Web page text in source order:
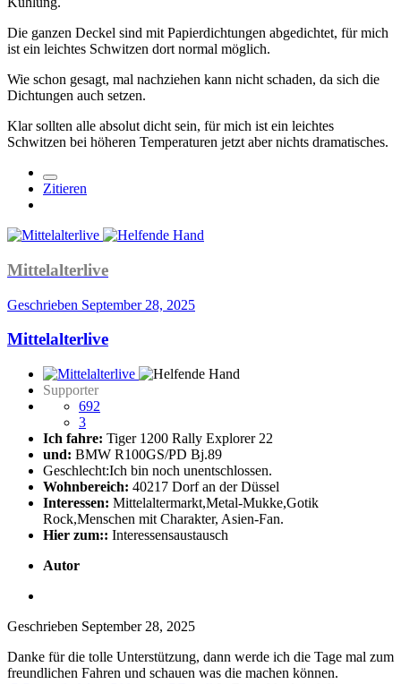
Die ganzen Deckel sind mit Papierdichtungen abgedichtet, für mich
ist ein leichtes Schwitzen dort normal möglich.
Wie schon gesagt, mal nachziehen kann nicht schaden, da sich die
Dichtungen auch setzen.
Klar sollten alle absolut dicht sein, für mich ist ein leichtes
Schwitzen bei höheren Temperaturen jetzt aber nichts dramatisches.
Zitieren
Mittelalterlive
Geschrieben September 28, 2025
Mittelalterlive
Supporter
692
3
Ich fahre: Tiger 1200 Rally Explorer 22
und: BMW R100GS/PD Bj.89
Geschlecht:Ich bin noch unentschlossen.
Wohnbereich: 40217 Dorf an der Düssel
Interessen: Mittelaltermarkt,Metal-Mukke,Gotik
Rock,Menschen mit Charakter, Asien-Fan.
Hier zum:: Interessensaustausch
Autor
Geschrieben September 28, 2025
Danke für die tolle Unterstützung, dann werde ich die Tage mal zum
freundlichen Fahren und schauen was die machen können.